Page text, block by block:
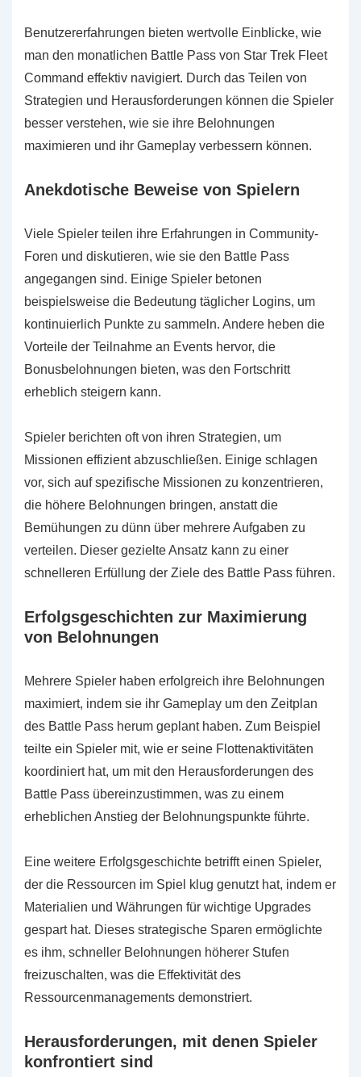
Benutzererfahrungen bieten wertvolle Einblicke, wie
man den monatlichen Battle Pass von Star Trek Fleet
Command effektiv navigiert. Durch das Teilen von
Strategien und Herausforderungen können die Spieler
besser verstehen, wie sie ihre Belohnungen
maximieren und ihr Gameplay verbessern können.
Anekdotische Beweise von Spielern
Viele Spieler teilen ihre Erfahrungen in Community-
Foren und diskutieren, wie sie den Battle Pass
angegangen sind. Einige Spieler betonen
beispielsweise die Bedeutung täglicher Logins, um
kontinuierlich Punkte zu sammeln. Andere heben die
Vorteile der Teilnahme an Events hervor, die
Bonusbelohnungen bieten, was den Fortschritt
erheblich steigern kann.
Spieler berichten oft von ihren Strategien, um
Missionen effizient abzuschließen. Einige schlagen
vor, sich auf spezifische Missionen zu konzentrieren,
die höhere Belohnungen bringen, anstatt die
Bemühungen zu dünn über mehrere Aufgaben zu
verteilen. Dieser gezielte Ansatz kann zu einer
schnelleren Erfüllung der Ziele des Battle Pass führen.
Erfolgsgeschichten zur Maximierung
von Belohnungen
Mehrere Spieler haben erfolgreich ihre Belohnungen
maximiert, indem sie ihr Gameplay um den Zeitplan
des Battle Pass herum geplant haben. Zum Beispiel
teilte ein Spieler mit, wie er seine Flottenaktivitäten
koordiniert hat, um mit den Herausforderungen des
Battle Pass übereinzustimmen, was zu einem
erheblichen Anstieg der Belohnungspunkte führte.
Eine weitere Erfolgsgeschichte betrifft einen Spieler,
der die Ressourcen im Spiel klug genutzt hat, indem er
Materialien und Währungen für wichtige Upgrades
gespart hat. Dieses strategische Sparen ermöglichte
es ihm, schneller Belohnungen höherer Stufen
freizuschalten, was die Effektivität des
Ressourcenmanagements demonstriert.
Herausforderungen, mit denen Spieler
konfrontiert sind